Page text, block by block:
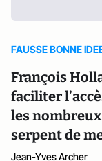
FAUSSE BONNE
François
faciliter
les nombreux
serpent de
Jean-Yves Archer